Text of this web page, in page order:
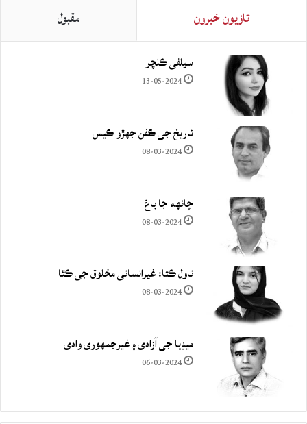
تازيون خبرون مقبول
سيلفي ڪلچر
13-05-2024
تاريخ جي ڪفن جھڙو ڪيس
08-03-2024
چانهه جا باغ
08-03-2024
ناول ڪتا: غيرانساني مخلوق جي ڪٿا
08-03-2024
ميڊيا جي آزادي ۽ غيرجمھوري وادي
06-03-2024